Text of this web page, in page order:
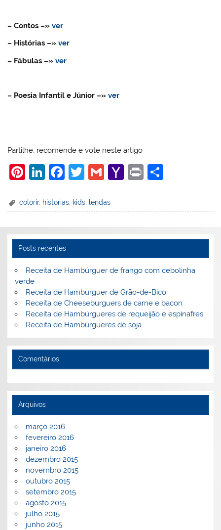
– Contos –»ver
– Histórias –»ver
– Fábulas –»ver
– Poesia Infantil e Júnior –»ver
Partilhe, recomende e vote neste artigo
Pi
er
st
Li
k
dI
n
F
c
b
o
o
T
itt
G
ai
Y
o
ai
Pr
colorir, historias kids lendas
Posts recentes
Receita de Hambúrguer de frango com cebolinha
verde
Receita de Hamburguer de Grão-de-Bico
Receita de Cheeseburguers de carne e bacon
Receita de Hambúrgueres de requeijão e espinafres
Receita de Hambúrgueres de soja
Comentários
Arquivos
março 2016
fevereiro 2016
janeiro 2016
dezembro 2015
novembro 2015
outubro 2015
setembro 2015
agosto 2015
julho 2015
junho 2015